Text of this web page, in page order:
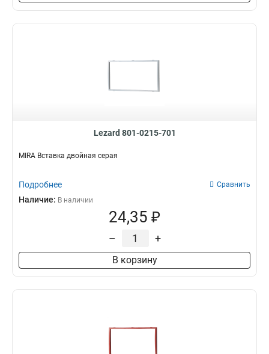
Lezard 801-0215-701
MIRA Вставка двойная серая
Подробнее Сравнить
Наличие: В наличии
24,35 ₽
– +
В корзину